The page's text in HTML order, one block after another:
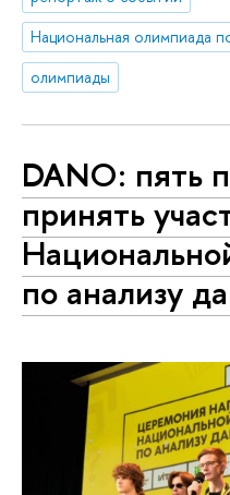
олимпиады
DANO: пять
принять
по анализу